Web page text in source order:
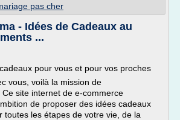
pas cher
- Idées de Cadeaux au
...
pour vous et pour vos proches
vous, voilà la mission de
site internet de e-commerce
de proposer des idées cadeaux
toutes les étapes de votre vie, de la